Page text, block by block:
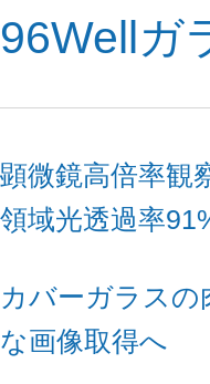
96Wellガ
顕微鏡高倍率観
領域光透過率
カバーガラスの
な画像取得へ